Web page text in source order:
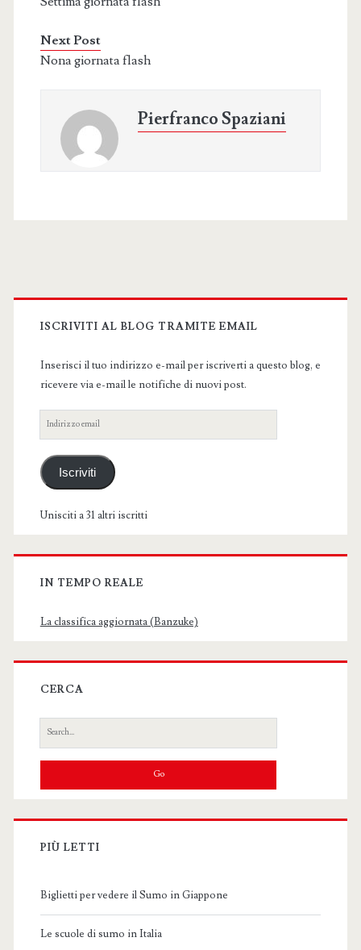
Next Post
Nona giornata flash
Pierfranco Spaziani
Primary
Sidebar
ISCRIVITI AL BLOG TRAMITE EMAIL
Inserisci il tuo indirizzo e-mail per iscriverti a questo blog, e
ricevere via e-mail le notifiche di nuovi post.
Indirizzo
email
Iscriviti
Unisciti a 31 altri iscritti
IN TEMPO REALE
La classifica aggiornata (Banzuke)
CERCA
Search
for:
PIÙ LETTI
Biglietti per vedere il Sumo in Giappone
Le scuole di sumo in Italia